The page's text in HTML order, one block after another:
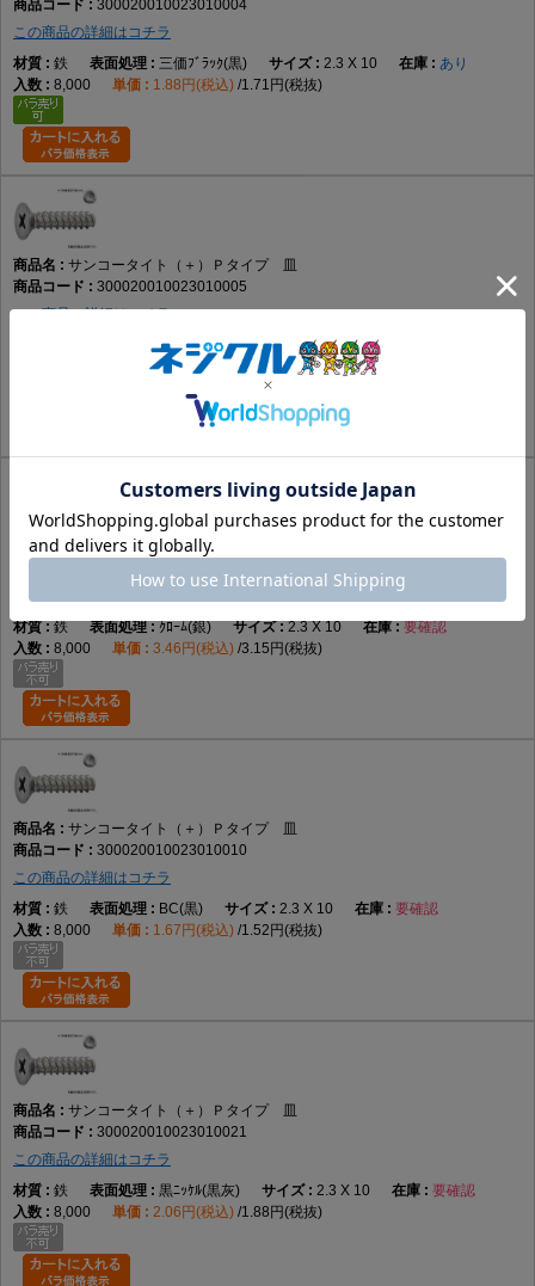
300020010023010004
この商品の詳細はコチラ
鉄
三価ﾌﾞﾗｯｸ(黒) 2.3 X 10
あり
8,000
1.88円(税込) 1.71円(税抜)
サンコータイト（＋）Ｐタイプ 皿
300020010023010005
この商品の詳細はコチラ
ﾆｯｹﾙ(銀) 2.3 X 10
1.65円(税込) 1.5円(税抜)
サンコータイト（＋）Ｐタイプ 皿
この商品の詳細はコチラ
鉄
ｸﾛｰﾑ(銀) 2.3 X 10
要確認
8,000
3.46円(税込) 3.15円(税抜)
サンコータイト（＋）Ｐタイプ 皿
300020010023010010
この商品の詳細はコチラ
鉄
BC(黒) 2.3 X 10
要確認
8,000
1.67円(税込) 1.52円(税抜)
サンコータイト（＋）Ｐタイプ 皿
300020010023010021
この商品の詳細はコチラ
鉄
黒ﾆｯｹﾙ(黒灰) 2.3 X 10
要確認
8,000
2.06円(税込) 1.88円(税抜)